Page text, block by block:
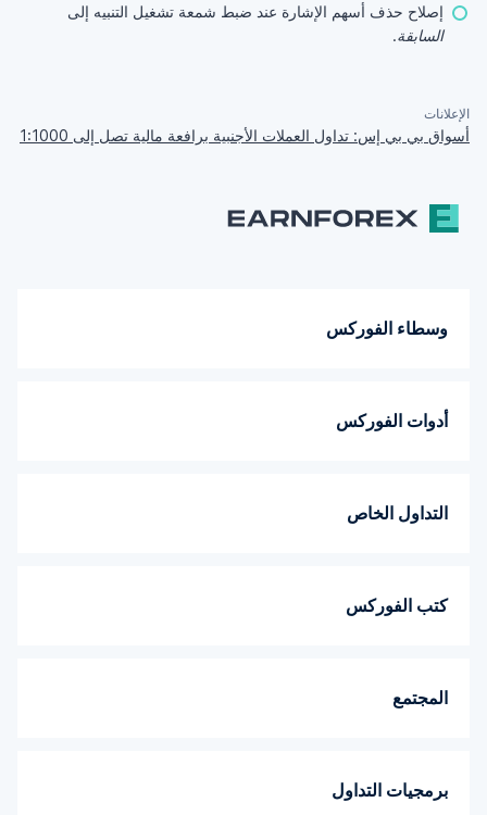
إصلاح حذف أسهم الإشارة عند ضبط شمعة تشغيل التنبيه إلى
السابقة.
الإعلانات
أسواق بي بي إس: تداول العملات الأجنبية برافعة مالية تصل إلى 1:1000
وسطاء الفوركس
أدوات الفوركس
التداول الخاص
كتب الفوركس
المجتمع
برمجيات التداول